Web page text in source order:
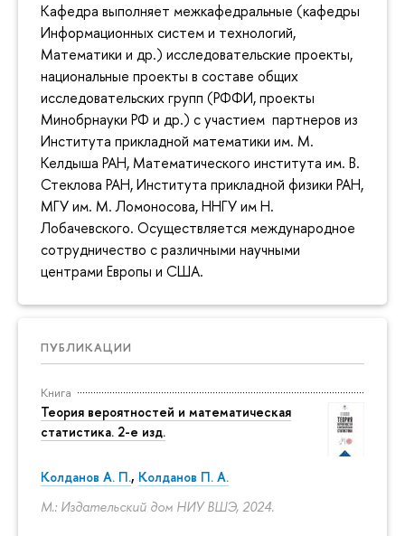
Кафедра выполняет межкафедральные (кафедры
Информационных систем и технологий,
Математики и др.) исследовательские проекты,
национальные проекты в составе общих
исследовательских групп (РФФИ, проекты
Минобрнауки РФ и др.) с участием партнеров из
Института прикладной математики им. М.
Келдыша РАН, Математического института им. В.
Стеклова РАН, Института прикладной физики РАН,
МГУ им. М. Ломоносова, ННГУ им Н.
Лобачевского. Осуществляется международное
сотрудничество с различными научными
центрами Европы и США.
ПУБЛИКАЦИИ
Книга
Теория вероятностей и математическая
статистика. 2-е изд.
Колданов А. П., Колданов П. А.
М.: Издательский дом НИУ ВШЭ, 2024.